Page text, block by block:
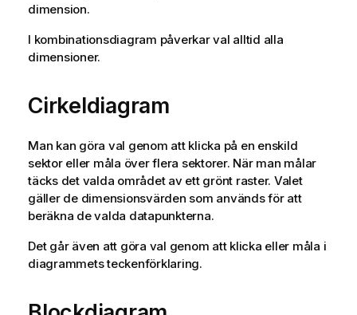
dimension.
I kombinationsdiagram påverkar val alltid alla
dimensioner.
Cirkeldiagram
Man kan göra val genom att klicka på en enskild
sektor eller måla över flera sektorer. När man målar
täcks det valda området av ett grönt raster. Valet
gäller de dimensionsvärden som används för att
beräkna de valda datapunkterna.
Det går även att göra val genom att klicka eller måla i
diagrammets teckenförklaring.